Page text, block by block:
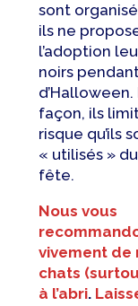
sont
ils ne
l’adoption
noirs
façon, ils
risque qu’ils
« utilisés »
fête.
Nous vous
vivement de
chats
à l’abri.